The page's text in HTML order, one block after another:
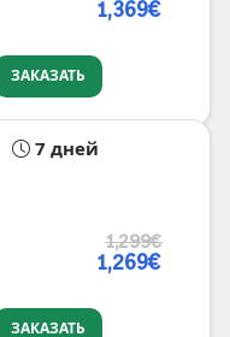
1,369€
ЗАКАЗАТЬ
7 дней
1,299€
1,269€
ЗАКАЗАТЬ